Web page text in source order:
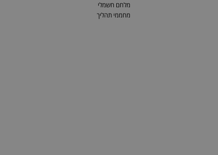
מלחם חשמלי
מחממי תהליך